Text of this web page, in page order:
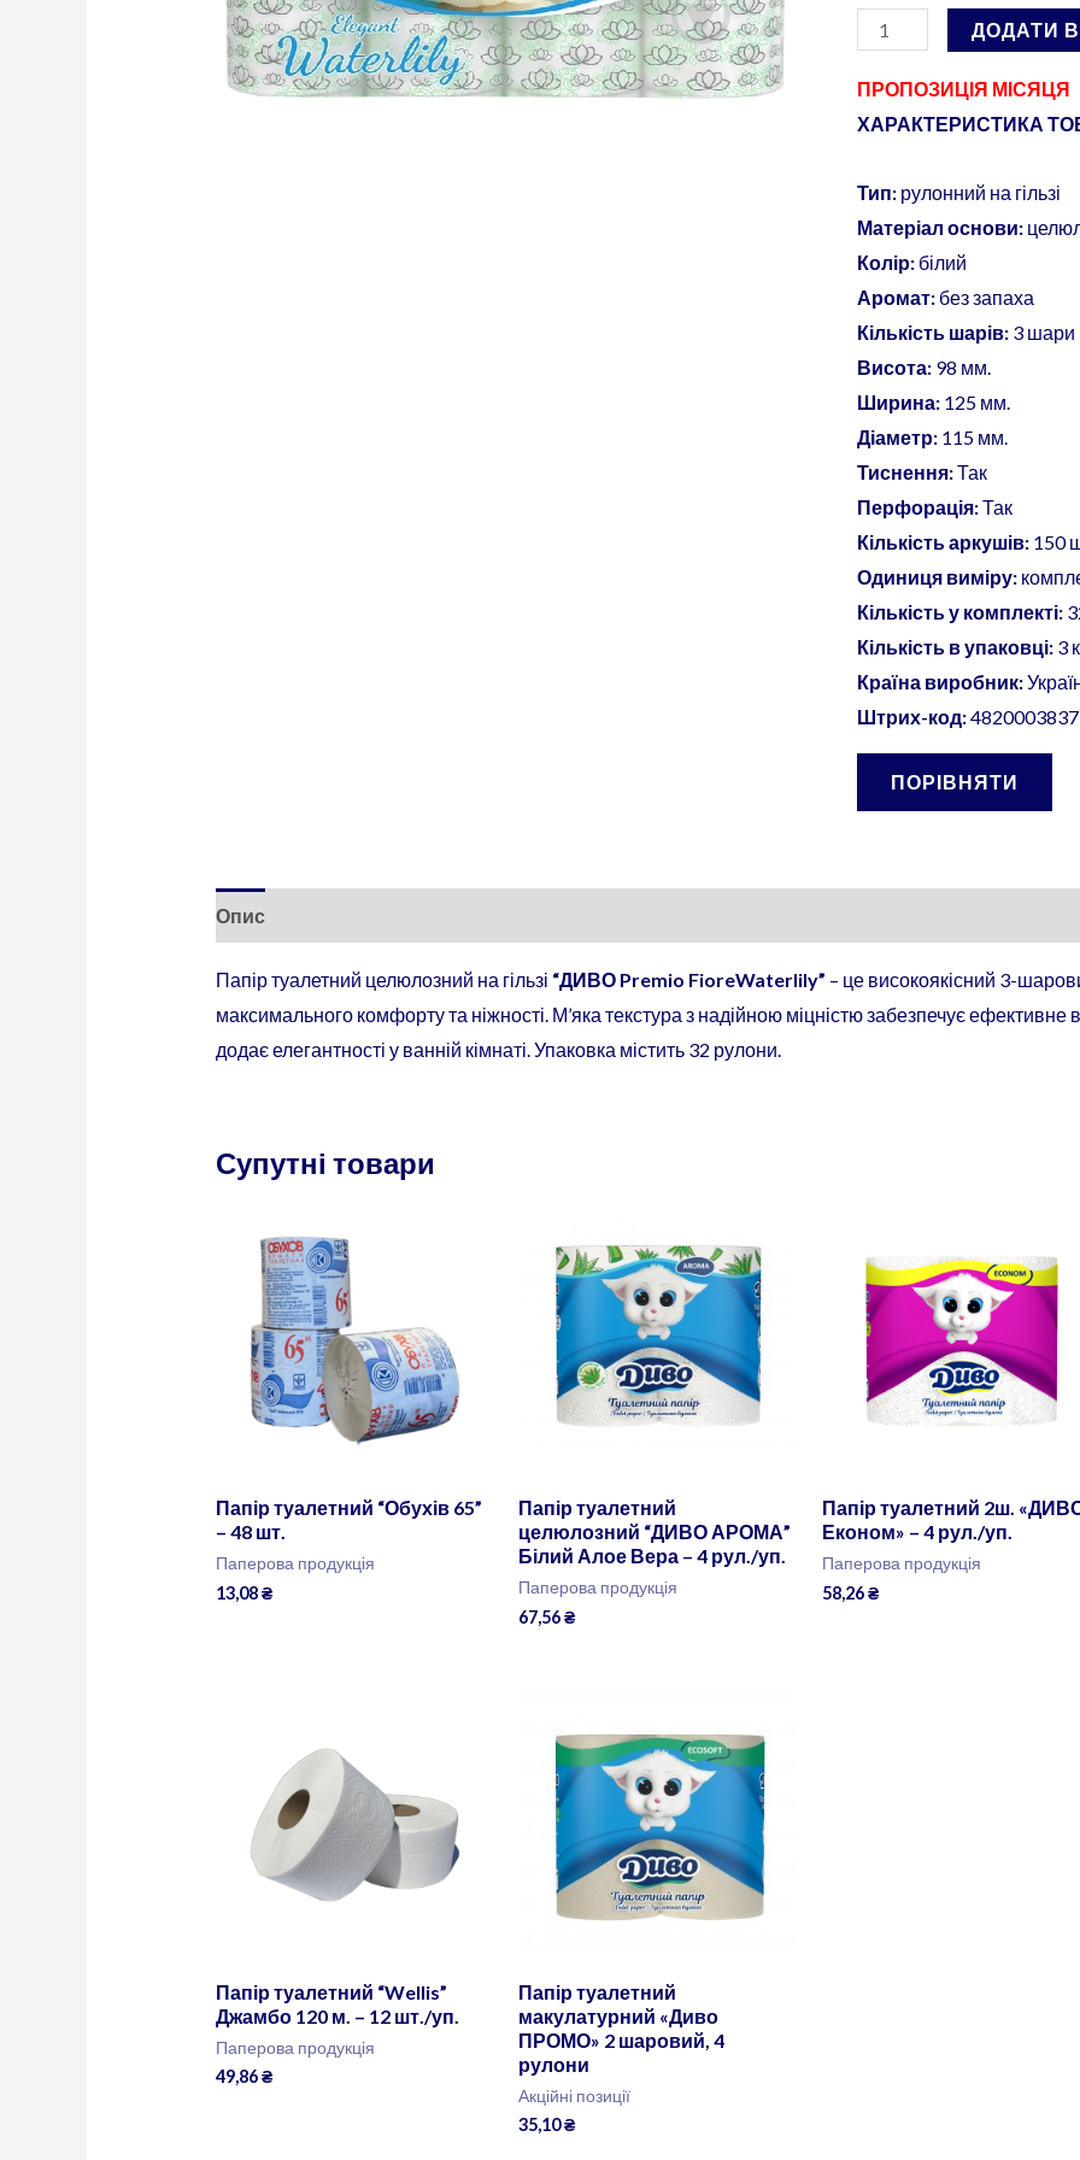
Waterlily"
кількість
ДОДАТИ
ПРОПОЗИЦІЯ МІСЯЦЯ
ХАРАКТЕРИСТИКА
Тип: рулонний на гільзі
Матеріал основи:
Колір: білий
Аромат: без запаха
Кількість шарів: 3 шари
Висота: 98 мм.
Ширина: 125 мм.
Діаметр: 115 мм.
Тиснення:Так
Перфорація:Так
Кількість аркушів: 150
Одиниця виміру:
Кількість у комплекті:
Кількість в упаковці: 3
Країна виробник:
Штрих-код:
ПОРІВНЯТИ
Опис
Папір туалетний целюлозний на гільзі “ДИВО Premio FioreWaterlily” – це високоякісний 3-
максимального комфорту та ніжності. М’яка текстура з надійною міцністю забезпечує
додає елегантності у ванній кімнаті. Упаковка містить 32 рулони.
Супутні товари
Папір туалетний “Обухів 65”
– 48 шт.
Паперова продукція
13,08₴
Папір туалетний
целюлозний “ДИВО АРОМА”
Білий Алое Вера – 4 рул./уп.
Паперова продукція
67,56₴
Папір туалетний 2ш.
Економ» – 4 рул./уп.
Паперова продукція
58,26₴
Папір туалетний “Wellis”
Джамбо 120 м. – 12 шт./уп.
Паперова продукція
49,86₴
Папір туалетний
макулатурний «Диво
ПРОМО» 2 шаровий, 4
рулони
Акційні позиції
35,10₴